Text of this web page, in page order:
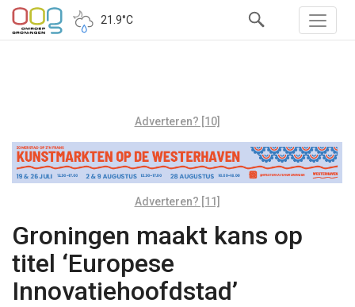
21.9°C
Adverteren? [10]
Adverteren? [11]
Groningen maakt kans op
titel ‘Europese
Innovatiehoofdstad’